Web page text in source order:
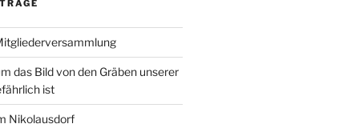
das Bild von den Gräben unserer
ist
Nikolausdorf